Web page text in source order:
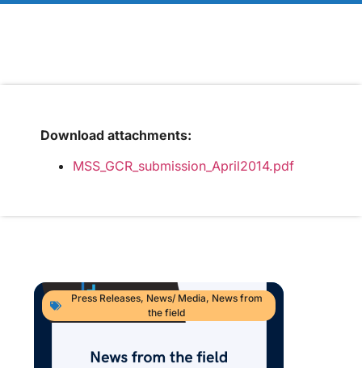
Download attachments:
MSS_GCR_submission_April2014.pdf
Press Releases, News/ Media, News from
the field